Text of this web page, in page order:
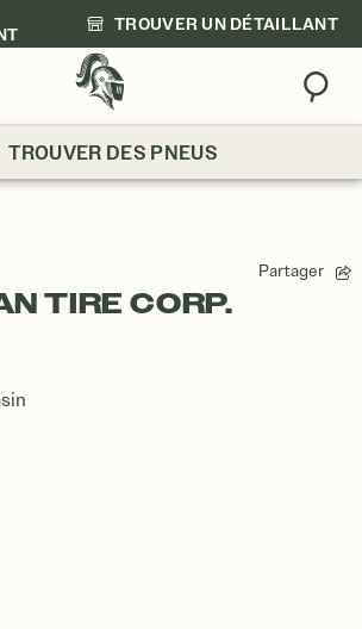
TROUVER UN DÉTAILLANT
TROUVER DES PNEUS
Partager
TIRE CORP.